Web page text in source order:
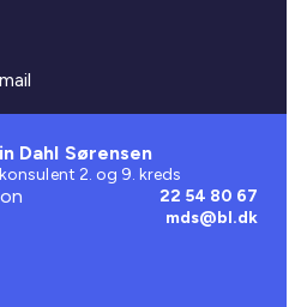
Dahl Sørensen
2. og 9. kreds
22 54 80 67
mds@bl.dk